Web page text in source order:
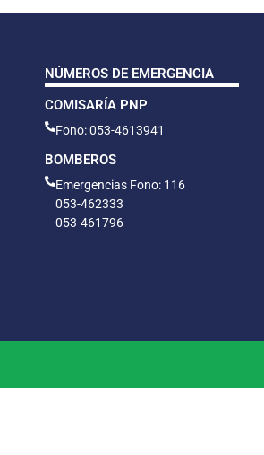
NÚMEROS DE EMERGENCIA
COMISARÍA PNP
Fono: 053-4613941
BOMBEROS
Emergencias Fono: 116
053-462333
053-461796